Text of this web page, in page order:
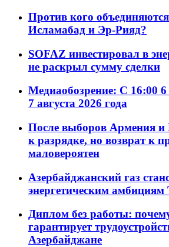
Против кого
Исламабад и Эр-Рияд?
SOFAZ инвестировал в
не раскрыл сумму сделки
Медиаобозрение: С 16:00 6
7 августа 2026 года
После выборов Армения и
к разрядке, но возврат к
маловероятен
Азербайджанский газ
энергетическим
Диплом без работы:
гарантирует
Азербайджане